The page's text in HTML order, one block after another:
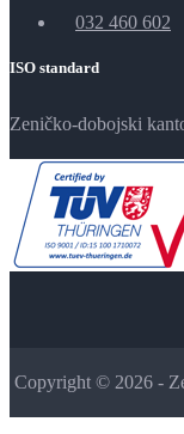
032 460 602
ISO standard
Zeničko-dobojski
Copyright © 2026 -